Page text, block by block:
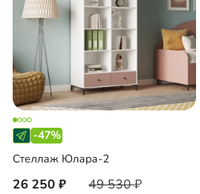
-47%
Стеллаж Юлара-2
26 250 49 530